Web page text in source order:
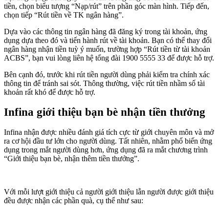
tiền, chọn biểu tượng “Nạp/rút” trên phần góc màn hình. Tiếp đến,
chọn tiếp “Rút tiền về TK ngân hàng”.
Dựa vào các thông tin ngân hàng đã đăng ký trong tài khoản, ứng
dụng dựa theo đó và tiến hành rút về tài khoản. Bạn có thể thay đổi
ngân hàng nhận tiền tuỳ ý muốn, trường hợp “Rút tiền từ tài khoản
ACBS”, bạn vui lòng liên hệ tổng đài 1900 5555 33 để được hỗ trợ.
Bên cạnh đó, trước khi rút tiền người dùng phải kiểm tra chính xác
thông tin để tránh sai sót. Thông thường, việc rút tiền nhầm số tài
khoản rất khó để được hỗ trợ.
Infina giới thiệu bạn bè nhận tiền thưởng
Infina nhận được nhiều đánh giá tích cực từ giới chuyên môn và mở
ra cơ hội đầu tư lớn cho người dùng. Tất nhiên, nhằm phổ biến ứng
dụng trong mắt người dùng hơn, ứng dụng đã ra mắt chương trình
“Giới thiệu bạn bè, nhận thêm tiền thưởng”.
Với mỗi lượt giới thiệu cả người giới thiệu lẫn người được giới thiệu
đều được nhận các phần quà, cụ thể như sau: